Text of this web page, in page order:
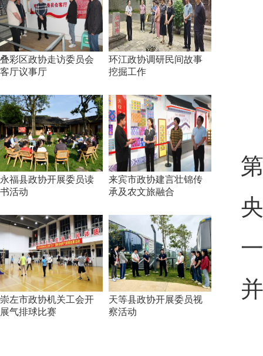
叠彩区政协走访委员会
客厅议事厅
环江政协调研民间故事
挖掘工作
永福县政协开展委员读
书活动
来宾市政协建言壮锦传
承及农文旅融合
崇左市政协机关工会开
展气排球比赛
天等县政协开展委员视
察活动